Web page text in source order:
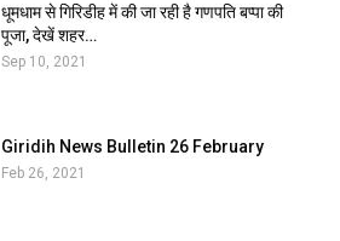
धूमधाम से गिरिडीह में की जा रही है गणपति बप्पा की
पूजा, देखें शहर…
Sep 10, 2021
Giridih News Bulletin 26 February
Feb 26, 2021